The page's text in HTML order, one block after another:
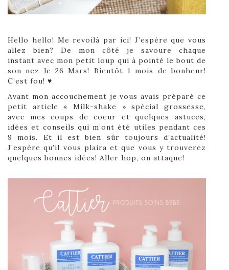
Hello hello! Me revoilà par ici! J’espère que vous
allez bien? De mon côté je savoure chaque
instant avec mon petit loup qui à pointé le bout de
son nez le 26 Mars! Bientôt 1 mois de bonheur!
C’est fou! ♥
Avant mon accouchement je vous avais préparé ce
petit article « Milk-shake » spécial grossesse,
avec mes coups de coeur et quelques astuces,
idées et conseils qui m’ont été utiles pendant ces
9 mois. Et il est bien sûr toujours d’actualité!
J’espère qu’il vous plaira et que vous y trouverez
quelques bonnes idées! Aller hop, on attaque!